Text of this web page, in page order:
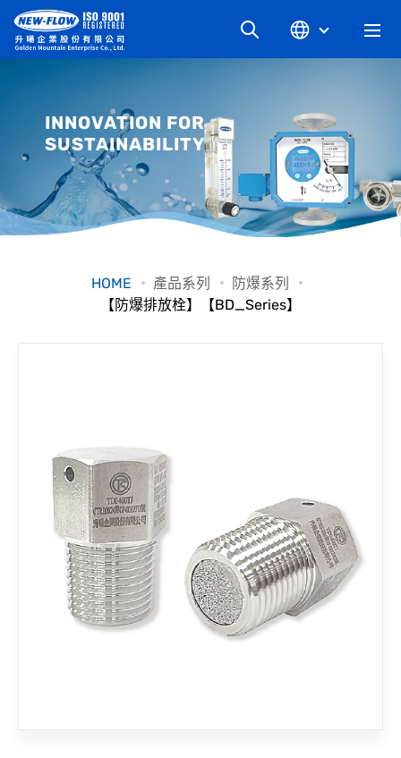
最新消息
知識文章
INNOVATION FOR
SUSTAINABILITY
HOME 產品系列
防爆系列
【防爆排放栓】【BD_Series】